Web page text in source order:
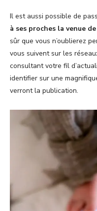
Il est aussi possible de
à ses proches la venue
sûr que vous n’oublierez
vous suivent sur les
consultant votre fil
identifier sur une
verront la publication.